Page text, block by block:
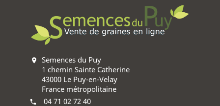
location_on
Semences du Puy
1 chemin Sainte Catherine
43000 Le Puy-en-Velay
France métropolitaine
phone 04 71 02 72 40